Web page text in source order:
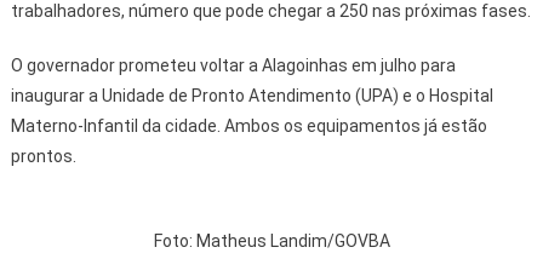
trabalhadores, número que pode chegar a 250 nas próximas fases.
O governador prometeu voltar a Alagoinhas em julho para
inaugurar a Unidade de Pronto Atendimento (UPA) e o Hospital
Materno-Infantil da cidade. Ambos os equipamentos já estão
prontos.
Foto: Matheus Landim/GOVBA